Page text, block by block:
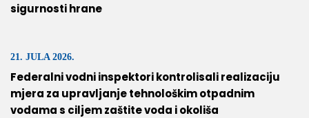
sigurnosti hrane
21. JULA 2026.
Federalni vodni inspektori kontrolisali realizaciju
mjera za upravljanje tehnološkim otpadnim
vodama s ciljem zaštite voda i okoliša